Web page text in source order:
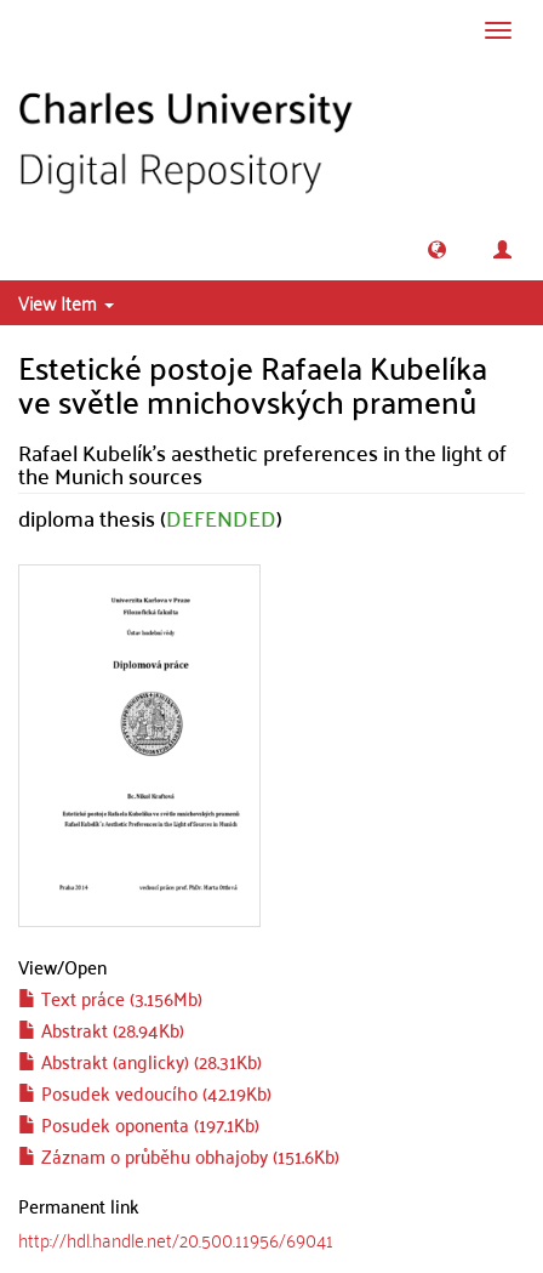
View Item
Estetické postoje Rafaela Kubelíka
ve světle mnichovských pramenů
Rafael Kubelík's aesthetic preferences in the light of
the Munich sources
diploma thesis (DEFENDED)
View/Open
Text práce (3.156Mb)
Abstrakt (28.94Kb)
Abstrakt (anglicky) (28.31Kb)
Posudek vedoucího (42.19Kb)
Posudek oponenta (197.1Kb)
Záznam o průběhu obhajoby (151.6Kb)
Permanent link
http://hdl.handle.net/20.500.11956/69041